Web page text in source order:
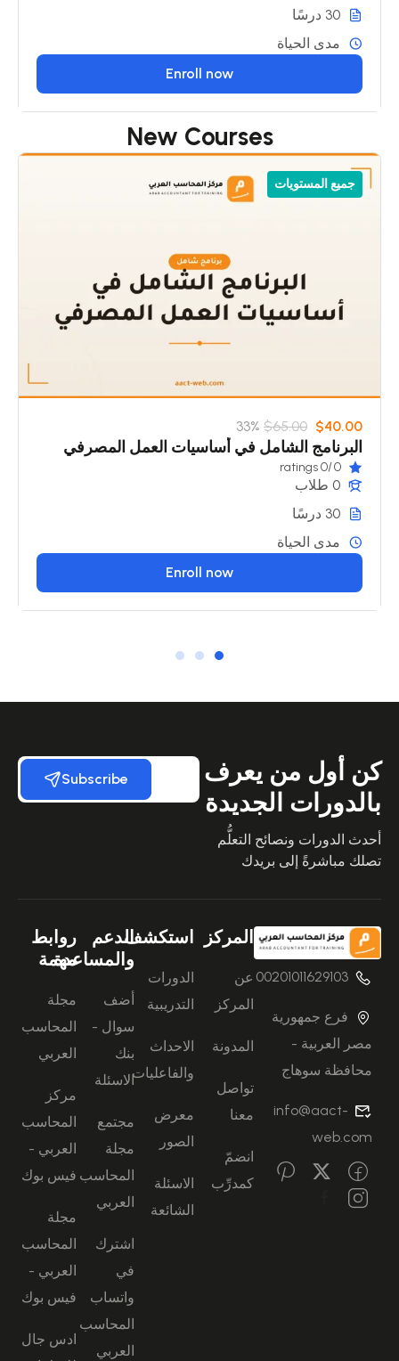
30 درسًا
مدى الحياة
Enroll now
New Courses
جميع المستويات
$65.00 $40.00
33%
البرنامج الشامل في أساسيات العمل المصرفي
0
/0 ratings
0 طلاب
30 درسًا
مدى الحياة
Enroll now
كن أول من يعرف
بالدورات الجديدة
أحدث الدورات ونصائح التعلُّم
تصلك مباشرةً إلى بريدك
Subscribe
00201011629103
فرع جمهورية
مصر العربية -
محافظة سوهاج
info@aact-
web.com
المركز
عن
المركز
المدونة
تواصل
معنا
انضمّ
كمدرِّب
استكشف
الدورات
التدريبية
الاحداث
والفاعليات
معرض
الصور
الاسئلة
الشائعة
الدعم
والمساعدة
أضف
سوال -
بنك
الاسئلة
مجتمع
مجلة
المحاسب
العربي
اشترك
في
واتساب
المحاسب
العربي
روابط
مهمة
مجلة
المحاسب
العربي
مركز
المحاسب
العربي -
فيس بوك
مجلة
المحاسب
العربي -
فيس بوك
ادس جال